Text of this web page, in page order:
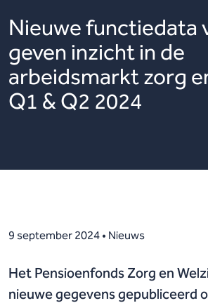
Nieuwe functiedata
geven inzicht in de
arbeidsmarkt zorg
Q1 & Q2 2024
9 september 2024 • Nieuws
Het Pensioenfonds Zorg en
nieuwe gegevens gepubliceerd